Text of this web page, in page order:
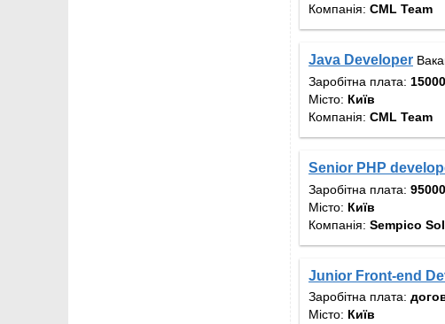
Компанія: CML Team
Java Developer
Заробітна плата:
Місто: Київ
Компанія: CML Team
Senior PHP
Заробітна плата:
Місто: Київ
Компанія: Sempico
Junior Front-end
Заробітна плата:
Місто: Київ